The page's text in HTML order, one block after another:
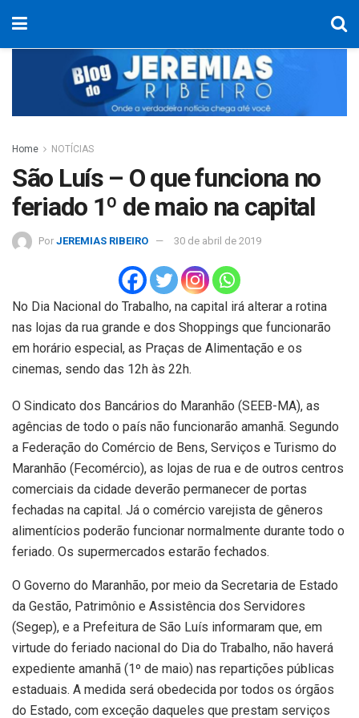
Home NOTÍCIAS
São Luís – O que funciona no
feriado 1º de maio na capital
Por JEREMIAS RIBEIRO 30 de abril de 2019
No Dia Nacional do Trabalho, na capital irá alterar a rotina
nas lojas da rua grande e dos Shoppings que funcionarão
em horário especial, as Praças de Alimentação e os
cinemas, sendo das 12h às 22h.
O Sindicato dos Bancários do Maranhão (SEEB-MA), as
agências de todo o país não funcionarão amanhã. Segundo
a Federação do Comércio de Bens, Serviços e Turismo do
Maranhão (Fecomércio), as lojas de rua e de outros centros
comerciais da cidade deverão permanecer de portas
fechadas na capital. Já o comércio varejista de gêneros
alimentícios poderão funcionar normalmente durante todo o
feriado. Os supermercados estarão fechados.
O Governo do Maranhão, por meio da Secretaria de Estado
da Gestão, Patrimônio e Assistência dos Servidores
(Segep), e a Prefeitura de São Luís informaram que, em
virtude do feriado nacional do Dia do Trabalho, não haverá
expediente amanhã (1º de maio) nas repartições públicas
estaduais. A medida será obedecida por todos os órgãos
do Estado, com exceção daqueles que prestam serviços